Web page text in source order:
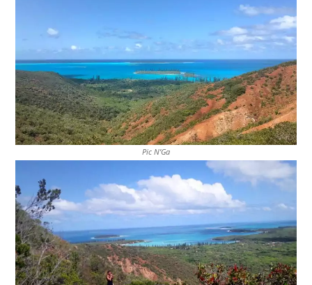
Pic N’Ga